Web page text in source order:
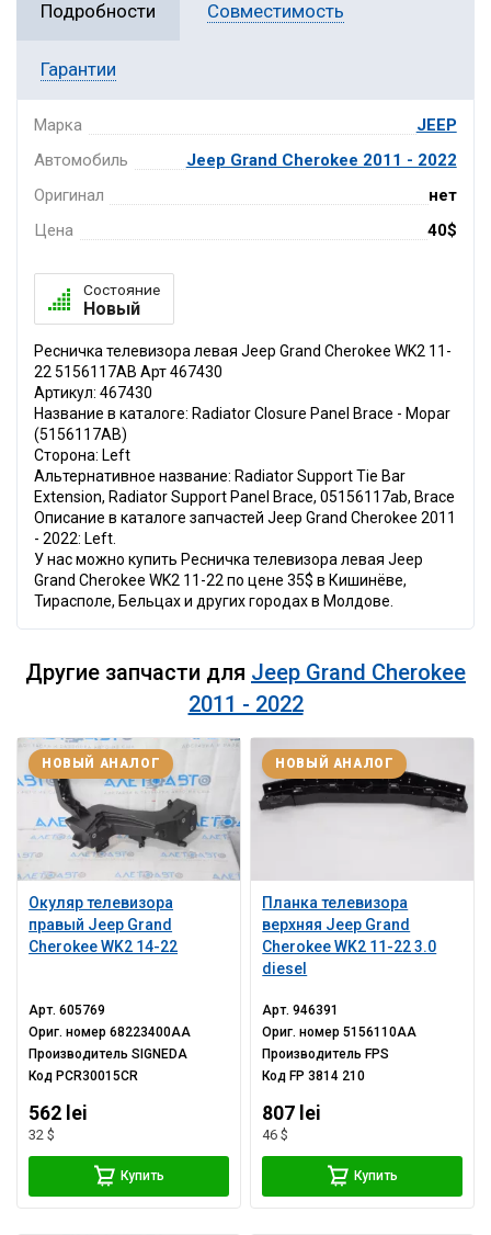
Подробности Совместимость
Гарантии
Марка
JEEP
Автомобиль
Jeep Grand Cherokee 2011 - 2022
Оригинал
нет
Цена
40$
Состояние
Новый
Ресничка телевизора левая Jeep Grand Cherokee WK2 11-
22 5156117AB Арт 467430
Артикул: 467430
Название в каталоге: Radiator Closure Panel Brace - Mopar
(5156117AB)
Сторона: Left
Альтернативное название: Radiator Support Tie Bar
Extension, Radiator Support Panel Brace, 05156117ab, Brace
Описание в каталоге запчастей Jeep Grand Cherokee 2011
- 2022: Left.
У нас можно купить Ресничка телевизора левая Jeep
Grand Cherokee WK2 11-22 по цене 35$ в Кишинёве,
Тирасполе, Бельцах и других городах в Молдове.
Другие запчасти для Jeep Grand Cherokee
2011 - 2022
Окуляр телевизора
правый Jeep Grand
Cherokee WK2 14-22
НОВЫЙ АНАЛОГ
Арт.605769
Ориг. номер68223400AA
ПроизводительSIGNEDA
Код PCR30015CR
562 lei
32 $
Купить
Планка телевизора
верхняя Jeep Grand
Cherokee WK2 11-22 3.0
diesel
НОВЫЙ АНАЛОГ
Арт.946391
Ориг. номер5156110AA
Производитель FPS
Код FP 3814 210
807 lei
46 $
Купить